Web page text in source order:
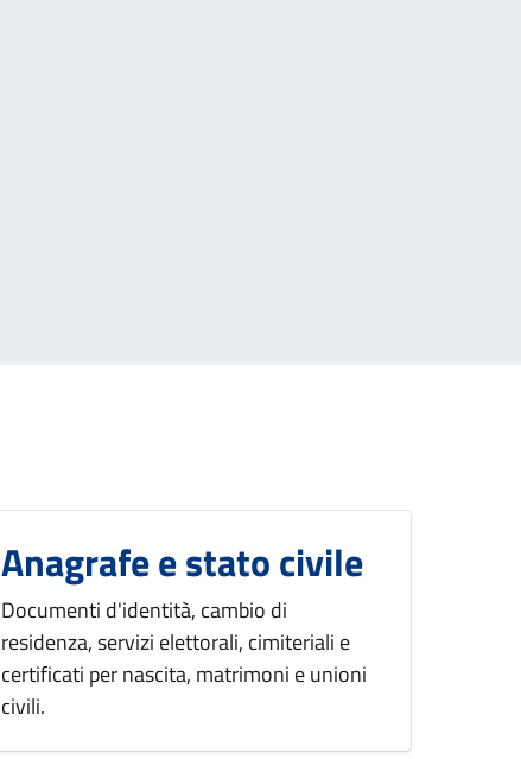
Anagrafe e stato civile
Documenti d'identità, cambio di
residenza, servizi elettorali, cimiteriali e
certificati per nascita, matrimoni e unioni
civili.